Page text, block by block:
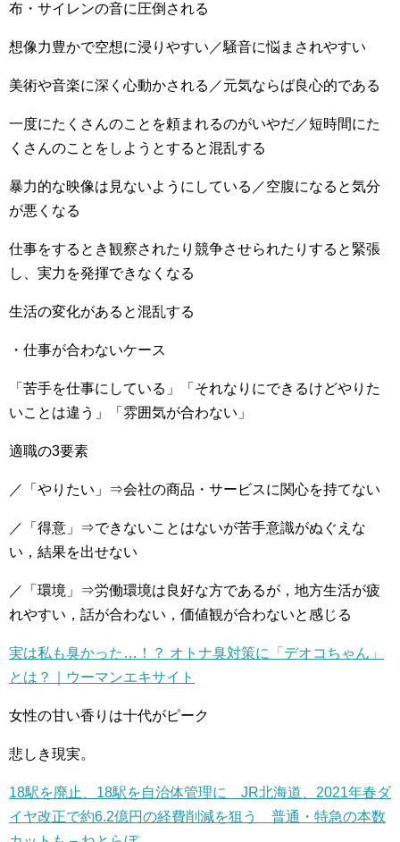
布・サイレンの音に圧倒される
想像力豊かで空想に浸りやすい／騒音に悩まされやすい
美術や音楽に深く心動かされる／元気ならば良心的である
一度にたくさんのことを頼まれるのがいやだ／短時間にた
くさんのことをしようとすると混乱する
暴力的な映像は見ないようにしている／空腹になると気分
が悪くなる
仕事をするとき観察されたり競争させられたりすると緊張
し、実力を発揮できなくなる
生活の変化があると混乱する
・仕事が合わないケース
「苦手を仕事にしている」「それなりにできるけどやりた
いことは違う」「雰囲気が合わない」
適職の3要素
／「やりたい」⇒会社の商品・サービスに関心を持てない
／「得意」⇒できないことはないが苦手意識がぬぐえな
い，結果を出せない
／「環境」⇒労働環境は良好な方であるが，地方生活が疲
れやすい，話が合わない，価値観が合わないと感じる
実は私も臭かった…！？ オトナ臭対策に「デオコちゃん」
とは？｜ウーマンエキサイト
女性の甘い香りは十代がピーク
悲しき現実。
18駅を廃止、18駅を自治体管理に JR北海道、2021年春ダ
イヤ改正で約6.2億円の経費削減を狙う 普通・特急の本数